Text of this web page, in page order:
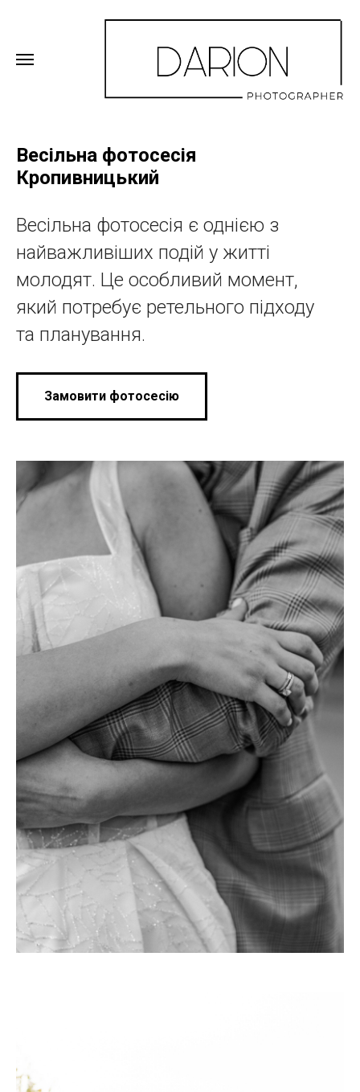
Весільна фотосесія
Кропивницький
Весільна фотосесія є однією з
найважливіших подій у житті
молодят. Це особливий момент,
який потребує ретельного підходу
та планування.
Замовити фотосесію